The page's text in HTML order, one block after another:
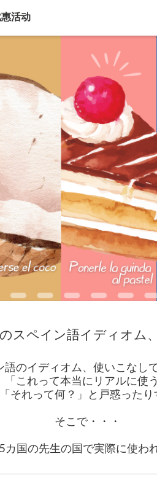
活动
のスペイン語イディオム
語のイディオム、使いこなし
これって本当にリアルに使
それって何？」と戸惑ったり
そこで・・・
国の先生の国で実際に使わ